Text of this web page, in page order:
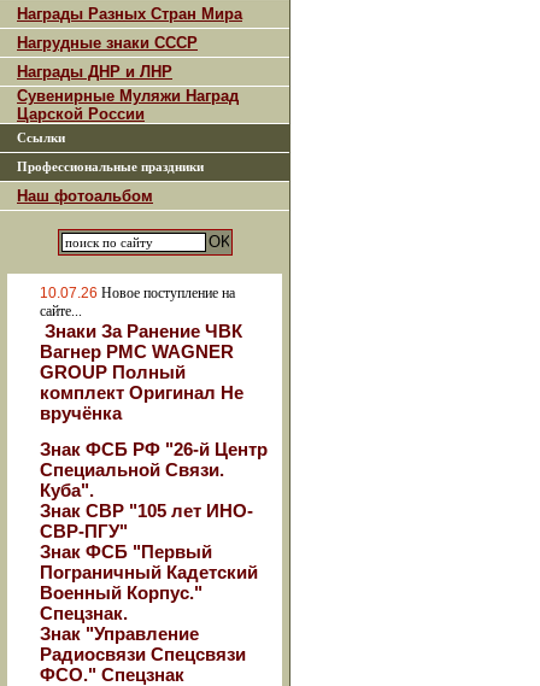
Награды Разных Стран Мира
Нагрудные знаки СССР
Награды ДНР и ЛНР
Сувенирные Муляжи Наград
Царской России
Ссылки
Профессиональные праздники
Наш фотоальбом
10.07.26 Новое поступление на
сайте...
Знаки За Ранение ЧВК
Вагнер РМС WAGNER
GROUP Полный
комплект Оригинал Не
вручёнка
Знак ФСБ РФ "26-й Центр
Специальной Связи.
Куба".
Знак СВР "105 лет ИНО-
СВР-ПГУ"
Знак ФСБ "Первый
Пограничный Кадетский
Военный Корпус."
Спецзнак.
Знак "Управление
Радиосвязи Спецсвязи
ФСО." Спецзнак